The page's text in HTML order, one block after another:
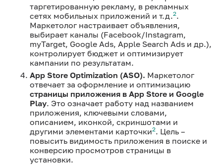
таргетированную рекламу, в рекламных
сетях мобильных приложений и т.д.2.
Маркетолог настраивает объявления,
выбирает каналы (Facebook/Instagram,
myTarget, Google Ads, Apple Search Ads и др.),
контролирует бюджет и оптимизирует
кампании по результатам.
App Store Optimization (ASO). Маркетолог
отвечает за оформление и оптимизацию
страницы приложения в App Store и Google
Play. Это означает работу над названием
приложения, ключевыми словами,
описанием, иконкой, скриншотами и
другими элементами карточки2. Цель –
повысить видимость приложения в поиске и
конверсию просмотров страницы в
установки.